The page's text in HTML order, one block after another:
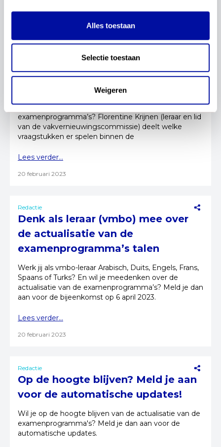
Alles toestaan
Selectie toestaan
Weigeren
Lees verder...
Blog: Het gaat niet altijd om wat je
leest, maar om hoe je dat doet
Hoe geef je literatuur een plek in de
examenprogramma’s? Florentine Krijnen (leraar en lid
van de vakvernieuwingscommissie) deelt welke
vraagstukken er spelen binnen de
Lees verder...
20 februari 2023
Redactie
Denk als leraar (vmbo) mee over
de actualisatie van de
examenprogramma’s talen
Werk jij als vmbo-leraar Arabisch, Duits, Engels, Frans,
Spaans of Turks? En wil je meedenken over de
actualisatie van de examenprogramma’s? Meld je dan
aan voor de bijeenkomst op 6 april 2023.
Lees verder...
20 februari 2023
Redactie
Op de hoogte blijven? Meld je aan
voor de automatische updates!
Wil je op de hoogte blijven van de actualisatie van de
examenprogramma's? Meld je dan aan voor de
automatische updates.